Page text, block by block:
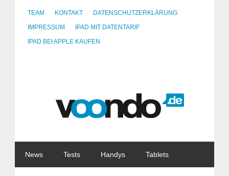
TEAM KONTAKT
DATENSCHUTZERKLÄRUNG
IMPRESSUM
IPAD MIT DATENTARIF
IPAD BEI APPLE KAUFEN
News Tests Handys Tablets